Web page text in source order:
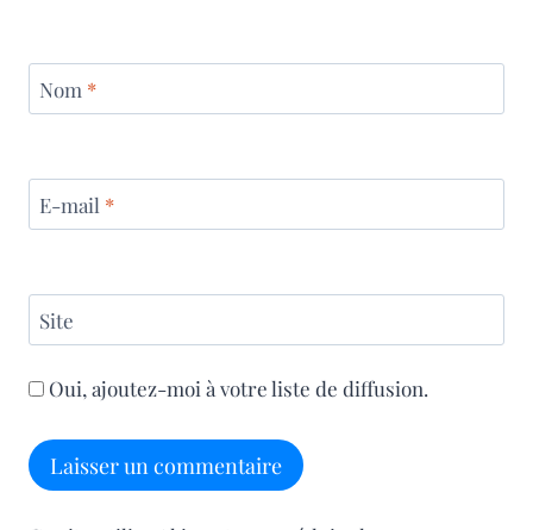
Nom *
E-mail *
Site
Oui, ajoutez-moi à votre liste de diffusion.